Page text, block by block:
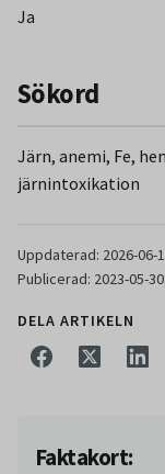
beräknas med
kombination. Vid
abnormt stora
normal, men
Ja
Sökord
Järn, anemi, Fe,
järnintoxikation
Uppdaterad: 2026-06-
Publicerad: 2023-05-
DELA ARTIKELN
Faktakort: